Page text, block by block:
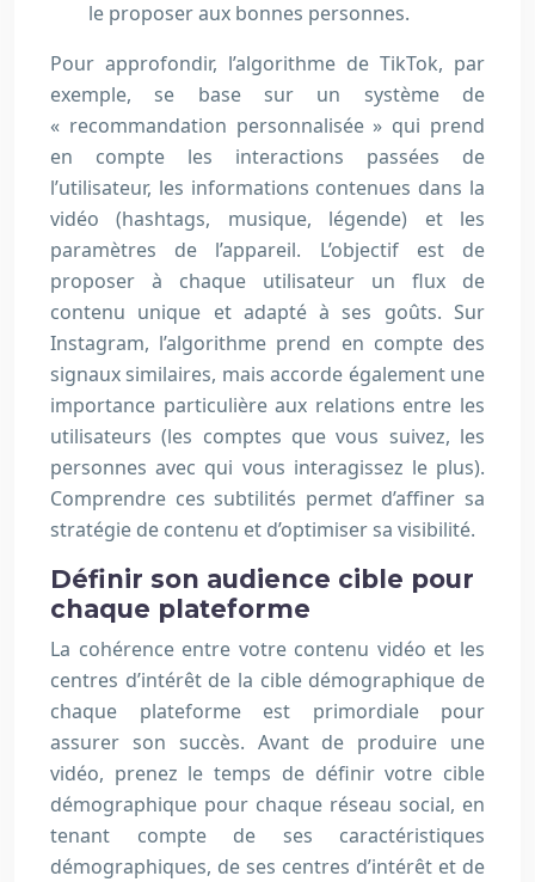
le proposer aux bonnes personnes.
Pour approfondir, l’algorithme de TikTok, par
exemple, se base sur un système de
« recommandation personnalisée » qui prend
en compte les interactions passées de
l’utilisateur, les informations contenues dans la
vidéo (hashtags, musique, légende) et les
paramètres de l’appareil. L’objectif est de
proposer à chaque utilisateur un flux de
contenu unique et adapté à ses goûts. Sur
Instagram, l’algorithme prend en compte des
signaux similaires, mais accorde également une
importance particulière aux relations entre les
utilisateurs (les comptes que vous suivez, les
personnes avec qui vous interagissez le plus).
Comprendre ces subtilités permet d’affiner sa
stratégie de contenu et d’optimiser sa visibilité.
Définir son audience cible pour
chaque plateforme
La cohérence entre votre contenu vidéo et les
centres d’intérêt de la cible démographique de
chaque plateforme est primordiale pour
assurer son succès. Avant de produire une
vidéo, prenez le temps de définir votre cible
démographique pour chaque réseau social, en
tenant compte de ses caractéristiques
démographiques, de ses centres d’intérêt et de